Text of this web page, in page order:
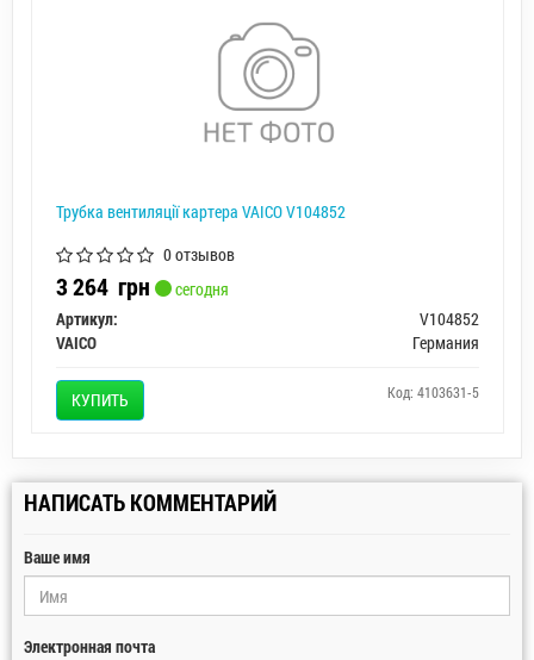
Трубка вентиляції картера VAICO V104852
0 отзывов
3 264 грн
сегодня
Артикул:
V104852
VAICO
Германия
КУПИТЬ Код: 4103631-5
НАПИСАТЬ КОММЕНТАРИЙ
Ваше имя
Электронная почта